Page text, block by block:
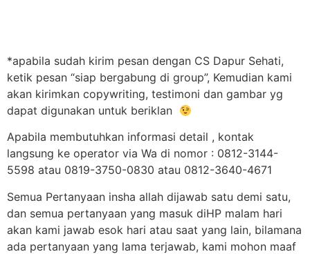
*apabila sudah kirim pesan dengan CS Dapur Sehati,
ketik pesan “siap bergabung di group”, Kemudian kami
akan kirimkan copywriting, testimoni dan gambar yg
dapat digunakan untuk beriklan
Apabila membutuhkan informasi detail , kontak
langsung ke operator via Wa di nomor : 0812-3144-
5598 atau 0819-3750-0830 atau 0812-3640-4671
Semua Pertanyaan insha allah dijawab satu demi satu,
dan semua pertanyaan yang masuk diHP malam hari
akan kami jawab esok hari atau saat yang lain, bilamana
ada pertanyaan yang lama terjawab, kami mohon maaf